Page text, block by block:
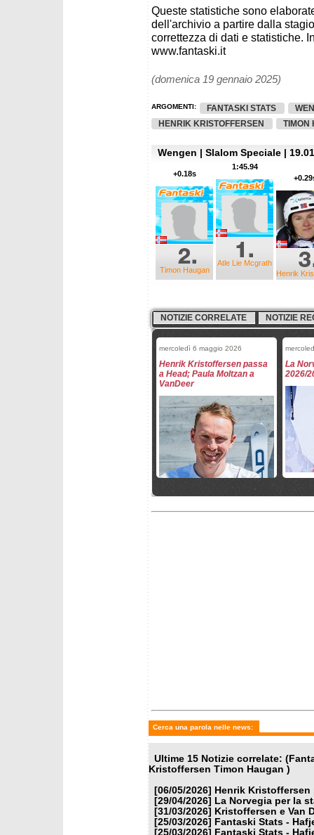
Queste statistiche sono
dell'archivio a partire dalla
correttezza di dati e statistiche.
www.fantaski.it
(domenica 19 gennaio 2025)
ARGOMENTI: FANTASKI STATS
HENRIK KRISTOFFERSEN
TIMON
Wengen | Slalom Speciale |
Atle Lie Mcgrath
1:45.94
Timon Haugan
+0.18s
Henrik
NOTIZIE CORRELATE NOTIZIE
mercoledì 6 maggio 2026
Henrik Kristoffersen passa
a Head; Paula Moltzan a
VanDeer
La
2026/
- slalom maschile
-
Cerca una parola nelle news:
Ultime 15 Notizie correlate:
Kristoffersen Timon Haugan )
[06/05/2026]
Henrik Kristoffersen
[29/04/2026]
La Norvegia per la
[31/03/2026]
Kristoffersen e Van
[25/03/2026]
Fantaski Stats -
[25/03/2026]
Fantaski Stats -